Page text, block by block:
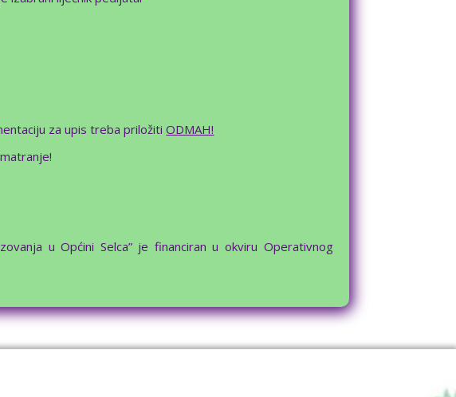
za upis treba priložitiODMAH!
u Općini Selca” je financiran u okviru Operativnog